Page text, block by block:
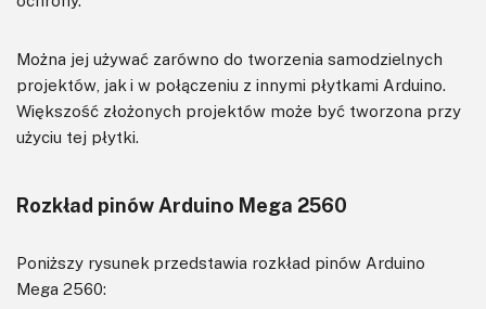
Można jej używać zarówno do tworzenia samodzielnych
projektów, jak i w połączeniu z innymi płytkami Arduino.
Większość złożonych projektów może być tworzona przy
użyciu tej płytki.
Rozkład pinów Arduino Mega 2560
Poniższy rysunek przedstawia rozkład pinów Arduino
Mega 2560: